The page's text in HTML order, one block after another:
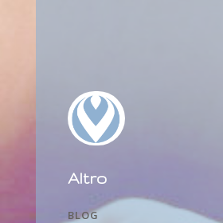
Altro
BLOG